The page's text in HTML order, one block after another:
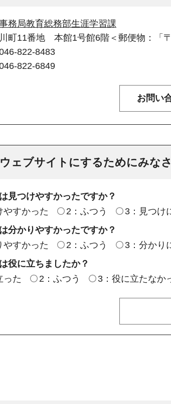
務局教育総務部生涯学習課
町11番地 本館1号館6階＜郵便物：「
822-8483
822-6849
ェブサイトにするためにみな
見つけやすかったですか？
やすかった
2：ふつう
3：見つけ
分かりやすかったですか？
やすかった
2：ふつう
3：分かり
役に立ちましたか？
った
2：ふつう 3：役に立たなか